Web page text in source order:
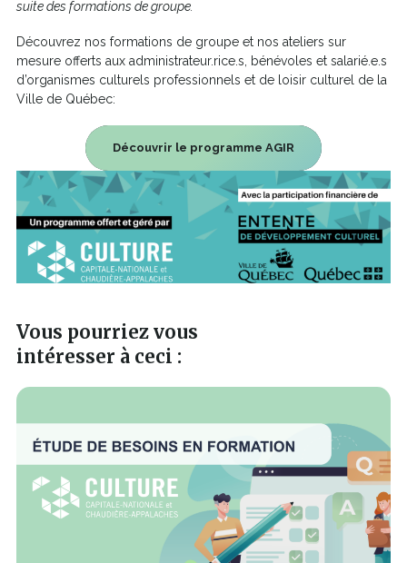
suite des formations de groupe.
Découvrez nos formations de groupe et nos ateliers sur
mesure offerts aux administrateur.rice.s, bénévoles et salarié.e.s
d’organismes culturels professionnels et de loisir culturel de la
Ville de Québec:
Découvrir le programme AGIR
Vous pourriez vous
intéresser à ceci :